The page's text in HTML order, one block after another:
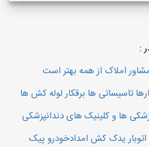
:
املاک از همه بهتر است
تاسیساتی ها برقکار لوله کش ها
ها و کلینیک های دندانپزشکی
اتوبار یدک کش امدادخودرو پیک